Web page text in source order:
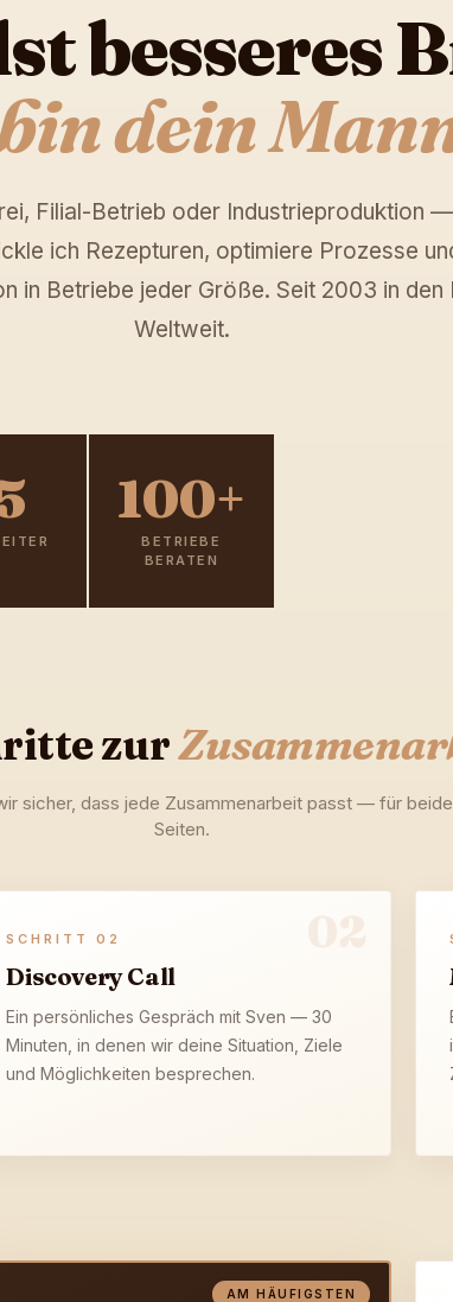
besseres
dein
Filial-Betrieb oder Industrieproduktion
ich Rezepturen, optimiere Prozesse
in Betriebe jeder Größe. Seit 2003 in den
Weltweit.
100+
BETRIEBE
BERATEN
zur
sicher, dass jede Zusammenarbeit passt — für beide
Seiten.
02
SCHRITT 02
Discovery Call
Ein persönliches Gespräch mit Sven — 30
Minuten, in denen wir deine Situation, Ziele
und Möglichkeiten besprechen.
AM HÄUFIGSTEN